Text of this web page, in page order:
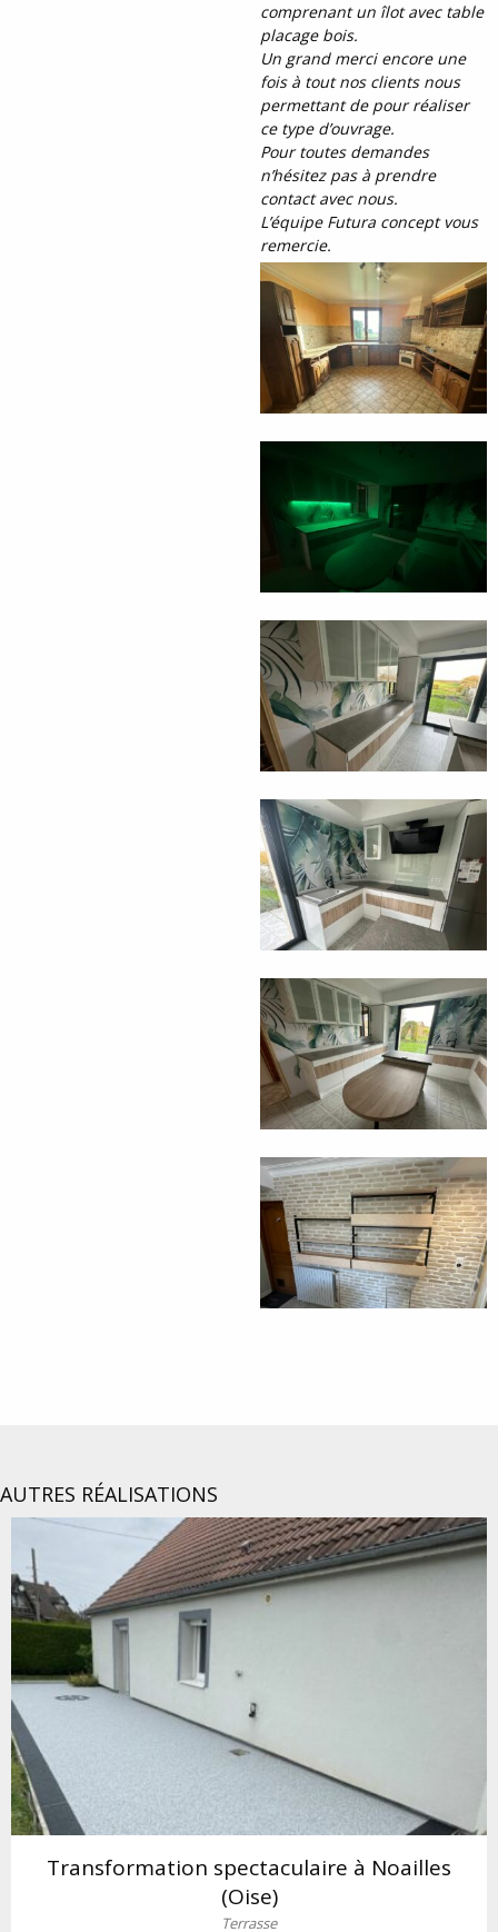
comprenant un îlot avec table
placage bois.
Un grand merci encore une
fois à tout nos clients nous
permettant de pour réaliser
ce type d’ouvrage.
Pour toutes demandes
n’hésitez pas à prendre
contact avec nous.
L’équipe Futura concept vous
remercie.
AUTRES RÉALISATIONS
Transformation spectaculaire à Noailles
(Oise)
Terrasse